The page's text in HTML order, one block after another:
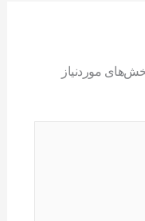
موردنیاز